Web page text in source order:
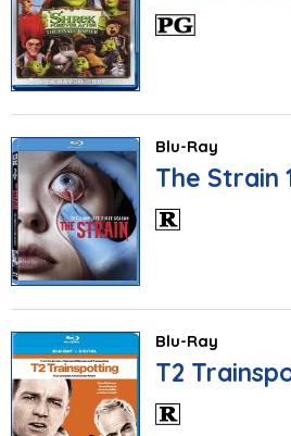
Blu-Ray
The Strain
Blu-Ray
T2